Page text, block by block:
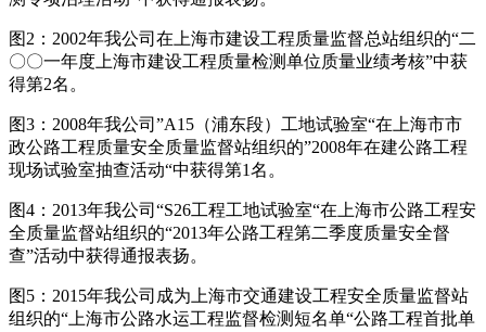
图2：2002年我公司在上海市建设工程质量监督总站组织的“二
〇〇一年度上海市建设工程质量检测单位质量业绩考核”中获
得第2名。
图3：2008年我公司”A15（浦东段）工地试验室“在上海市市
政公路工程质量安全质量监督站组织的”2008年在建公路工程
现场试验室抽查活动“中获得第1名。
图4：2013年我公司“S26工程工地试验室“在上海市公路工程安
全质量监督站组织的“2013年公路工程第二季度质量安全督
查”活动中获得通报表扬。
图5：2015年我公司成为上海市交通建设工程安全质量监督站
组织的“上海市公路水运工程监督检测短名单“公路工程首批单